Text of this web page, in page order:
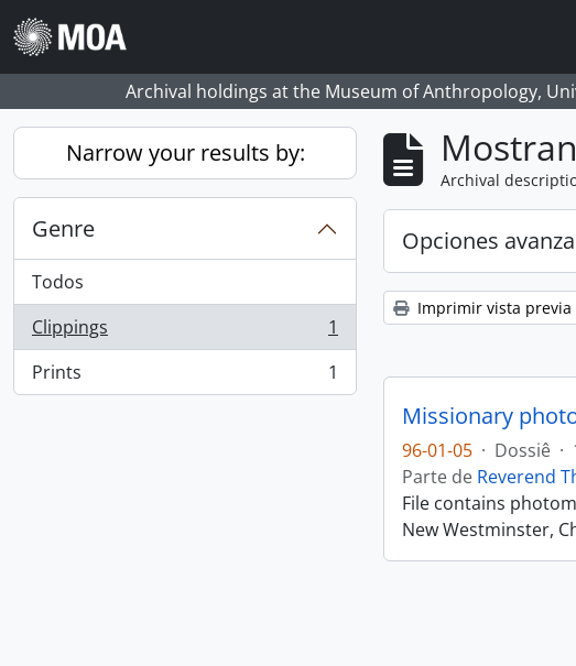
Skip to main content
Archival holdings at the Museum of Anthropology,
Narrow your results by:
Genre
Todos
Clippings
, 1 resultados
1
Prints
, 1 resultados 1
Archival
Opciones
Imprimir vista previa
Missionary
96-01-05 · Dossiê ·
Parte de Reverend
File contains
New Westminster,